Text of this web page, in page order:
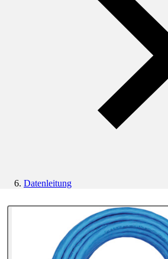
Datenleitung